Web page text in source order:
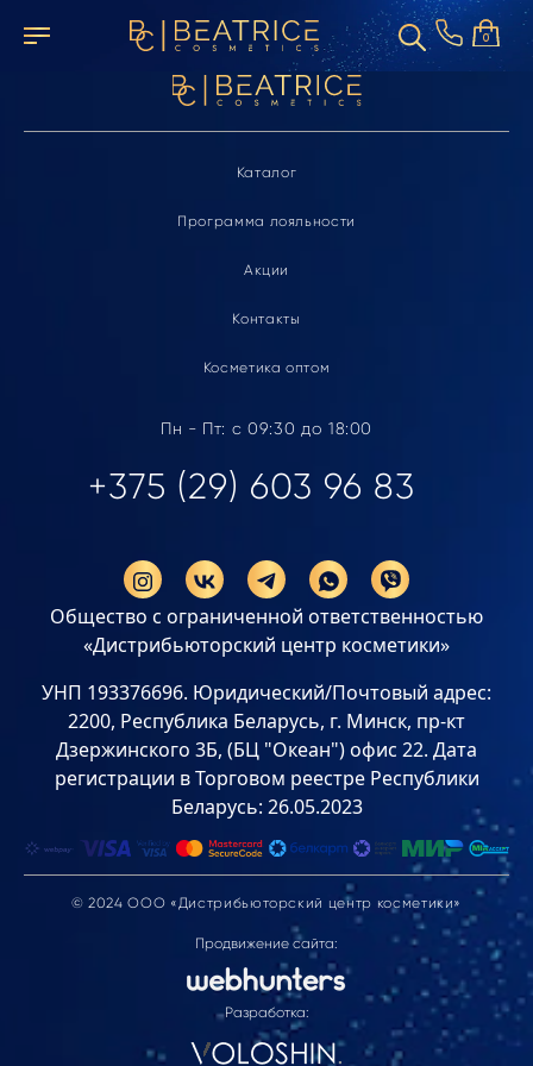
0
Элемент не найден
Каталог
Программа лояльности
Акции
Контакты
Косметика оптом
Пн - Пт: с 09:30 до 18:00
+375 (29) 603 96 83
Общество с ограниченной ответственностью
«Дистрибьюторский центр косметики»
УНП 193376696. Юридический/Почтовый адрес:
2200, Республика Беларусь, г. Минск, пр-кт
Дзержинского 3Б, (БЦ "Океан") офис 22. Дата
регистрации в Торговом реестре Республики
Беларусь: 26.05.2023
© 2024 ООО «Дистрибьюторский центр косметики»
Продвижение сайта:
Разработка: